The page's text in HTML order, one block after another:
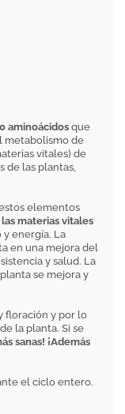
aminoácidos que
metabolismo de
vitales) de
de las plantas,
elementos
materias vitales
y energía. La
en una mejora del
y salud. La
se mejora y
floración y por lo
la planta. Si se
sanas! ¡Además
el ciclo entero.